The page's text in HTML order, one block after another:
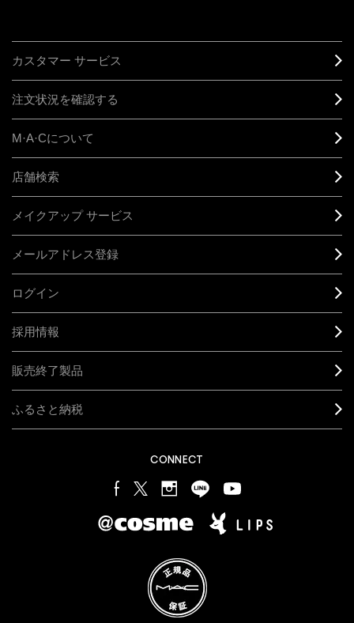
カスタマー サービス
注文状況を確認する
M·A·Cについて
店舗検索
メイクアップ サービス
メールアドレス登録
ログイン
採用情報
販売終了製品
ふるさと納税
CONNECT